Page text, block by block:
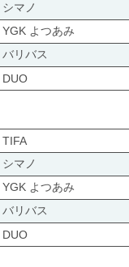
シマノ
YGK よつあみ
バリバス
DUO
TIFA
シマノ
YGK よつあみ
バリバス
DUO